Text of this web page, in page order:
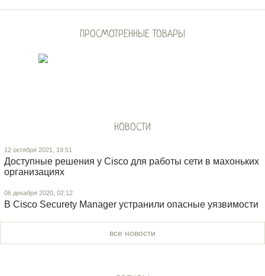
ПРОСМОТРЕННЫЕ ТОВАРЫ
НОВОСТИ
12 октября 2021, 19:51
Доступные решения у Cisco для работы сети в махоньких
организациях
06 декабря 2020, 02:12
В Cisco Securety Manager устранили опасные уязвимости
все новости